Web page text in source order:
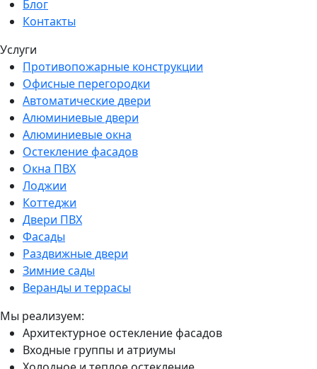
Блог
Контакты
Услуги
Противопожарные конструкции
Офисные перегородки
Автоматические двери
Алюминиевые двери
Алюминиевые окна
Остекление фасадов
Окна ПВХ
Лоджии
Коттеджи
Двери ПВХ
Фасады
Раздвижные двери
Зимние сады
Веранды и террасы
Мы реализуем:
Архитектурное остекление фасадов
Входные группы и атриумы